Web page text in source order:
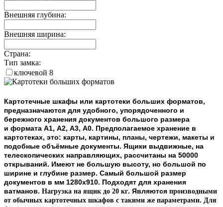
Внешняя глубина:
Внешняя ширина:
Страна:
Тип замка:
ключевой 8
Картотечные шкафы или картотеки больших форматов,
предназначаются для удобного, упорядоченного и
бережного хранения документов большого размера
и формата А1, А2, А3, А0. Предполагаемое хранение в
картотеках, это: карты, картины, планы, чертежи, макеты и
подобные объёмные документы. Ящики выдвижные, на
телескопических направляющих, рассчитаны на 50000
открываний. Имеют не большую высоту, но большой по
ширине и глубине размер. Самый большой размер
документов в мм 1280x910. Подходят для хранения
ватманов. Нагрузка на ящик до 20 кг. Являются производными
от обычных картотечных шкафов с такими же параметрами. Для